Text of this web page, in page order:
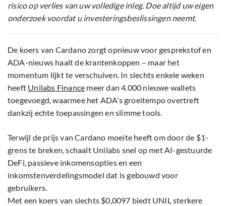
risico op verlies van uw volledige inleg. Doe altijd uw eigen
onderzoek voordat u investeringsbeslissingen neemt.
De koers van Cardano zorgt opnieuw voor gesprekstof en
ADA-nieuws haalt de krantenkoppen – maar het
momentum lijkt te verschuiven. In slechts enkele weken
heeft Unilabs Finance meer dan 4.000 nieuwe wallets
toegevoegd, waarmee het ADA’s groeitempo overtreft
dankzij echte toepassingen en slimme tools.
Terwijl de prijs van Cardano moeite heeft om door de $1-
grens te breken, schaalt Unilabs snel op met AI-gestuurde
DeFi, passieve inkomensopties en een
inkomstenverdelingsmodel dat is gebouwd voor
gebruikers.
Met een koers van slechts $0,0097 biedt UNIL sterkere